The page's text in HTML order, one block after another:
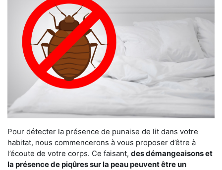
Pour détecter la présence de punaise de lit dans votre
habitat, nous commencerons à vous proposer d’être à
l’écoute de votre corps. Ce faisant, des démangeaisons et
la présence de piqûres sur la peau peuvent être un